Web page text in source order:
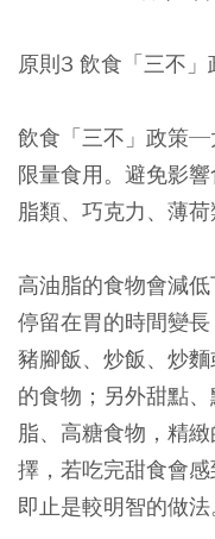
原則3 飲食「三不」
飲食「三不」政策─
限量食用。避免影
脂類、巧克力、薄
高油脂的食物會減
停留在胃的時間變
豬腳飯、炒飯、炒
的食物；另外甜點
脂、高糖食物，精
擇，若吃完甜食會
即止是較明智的做法